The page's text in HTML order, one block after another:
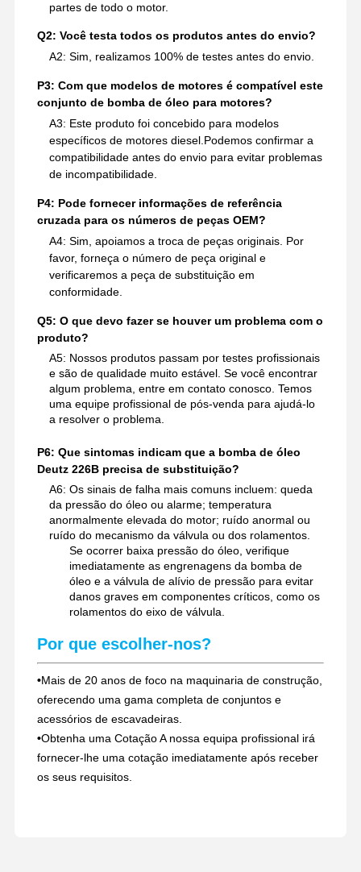
partes de todo o motor.
Q2: Você testa todos os produtos antes do envio?
A2: Sim, realizamos 100% de testes antes do envio.
P3: Com que modelos de motores é compatível este
conjunto de bomba de óleo para motores?
A3: Este produto foi concebido para modelos
específicos de motores diesel.Podemos confirmar a
compatibilidade antes do envio para evitar problemas
de incompatibilidade.
P4: Pode fornecer informações de referência
cruzada para os números de peças OEM?
A4: Sim, apoiamos a troca de peças originais. Por
favor, forneça o número de peça original e
verificaremos a peça de substituição em
conformidade.
Q5: O que devo fazer se houver um problema com o
produto?
A5: Nossos produtos passam por testes profissionais
e são de qualidade muito estável. Se você encontrar
algum problema, entre em contato conosco. Temos
uma equipe profissional de pós-venda para ajudá-lo
a resolver o problema.
P6: Que sintomas indicam que a bomba de óleo
Deutz 226B precisa de substituição?
A6: Os sinais de falha mais comuns incluem: queda
da pressão do óleo ou alarme; temperatura
anormalmente elevada do motor; ruído anormal ou
ruído do mecanismo da válvula ou dos rolamentos.
Se ocorrer baixa pressão do óleo, verifique
imediatamente as engrenagens da bomba de
óleo e a válvula de alívio de pressão para evitar
danos graves em componentes críticos, como os
rolamentos do eixo de válvula.
Por que escolher-nos?
•Mais de 20 anos de foco na maquinaria de construção,
oferecendo uma gama completa de conjuntos e
acessórios de escavadeiras.
•Obtenha uma Cotação A nossa equipa profissional irá
fornecer-lhe uma cotação imediatamente após receber
os seus requisitos.